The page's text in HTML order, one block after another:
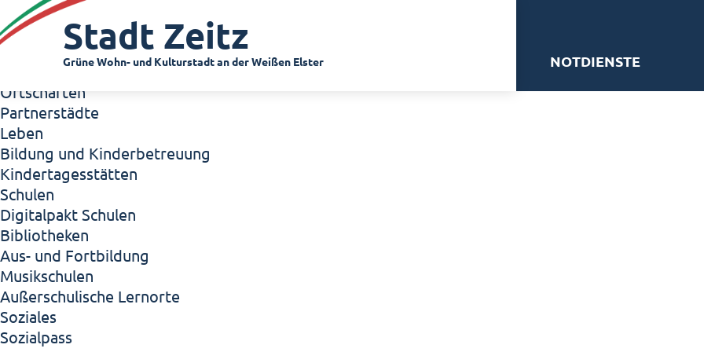
Zeitz - Die Kleinstadt
Willkommen in Zeitz!
Interview mit Oberbürgermeister Christian Thieme
Zeitz - Stadt der Zukunft
Ortschaften
Partnerstädte
Leben
Bildung und Kinderbetreuung
Kindertagesstätten
Schulen
Digitalpakt Schulen
Bibliotheken
Aus- und Fortbildung
Musikschulen
Außerschulische Lernorte
Soziales
Sozialpass
Stadt Zeitz
Grüne Wohn- und Kulturstadt an der Weißen Elster NOTDIENSTE